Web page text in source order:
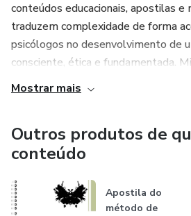
conteúdos educacionais, apostilas e
traduzem complexidade de forma
psicólogos no desenvolvimento de
consciente, ética e fundamentada.
Mostrar mais
Outros produtos de
conteúdo
Apostila do
método de